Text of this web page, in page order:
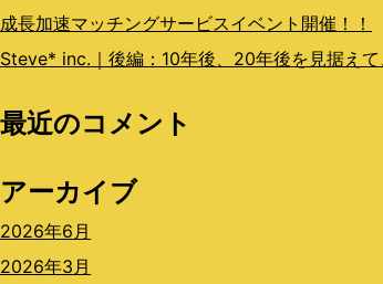
成長加速マッチングサービスイベント開催！！
Steve* inc.｜後編：10年後、20年後を見据え
最近のコメント
アーカイブ
2026年6月
2026年3月